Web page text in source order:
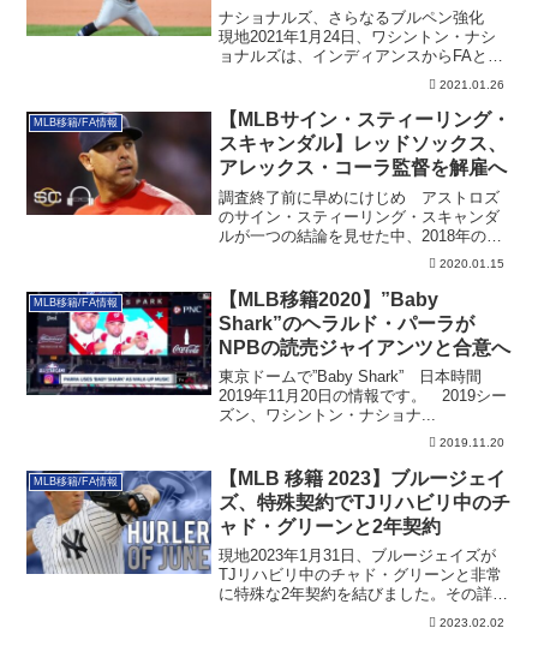
ルペンに
ナショナルズ、さらなるブルペン強化
現地2021年1月24日、ワシントン・ナシ
ョナルズは、インディアンスからFAとな
2021.01.26
MLB移籍/FA情報
【MLBサイン・スティーリング・
スキャンダル】レッドソックス、
アレックス・コーラ監督を解雇へ
調査終了前に早めにけじめ アストロズ
のサイン・スティーリング・スキャンダ
ルが一つの結論を見せた中、2018年のレ
2020.01.15
MLB移籍/FA情報
【MLB移籍2020】”Baby
Shark”のヘラルド・パーラが
NPBの読売ジャイアンツと合意へ
東京ドームで”Baby Shark” 日本時間
2019年11月20日の情報です。 2019シー
ズン、ワシントン・ナショナ...
2019.11.20
MLB移籍/FA情報
【MLB 移籍 2023】ブルージェイ
ズ、特殊契約でTJリハビリ中のチ
ャド・グリーンと2年契約
現地2023年1月31日、ブルージェイズが
TJリハビリ中のチャド・グリーンと非常
に特殊な2年契約を結びました。その詳細
2023.02.02